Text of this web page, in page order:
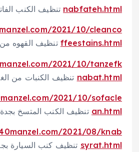
nabfateh.html تنظيف الكنب
2021/10/cleanco
ffeestains.html تنظيف القهوه
2021/10/tanzefk
nabat.html تنظيف الكنبات من
2021/10/sofacle
an.html تنظيف الكنب المتسخ بجدة
2021/08/knab
syrat.html تنظيف كنب السيارة